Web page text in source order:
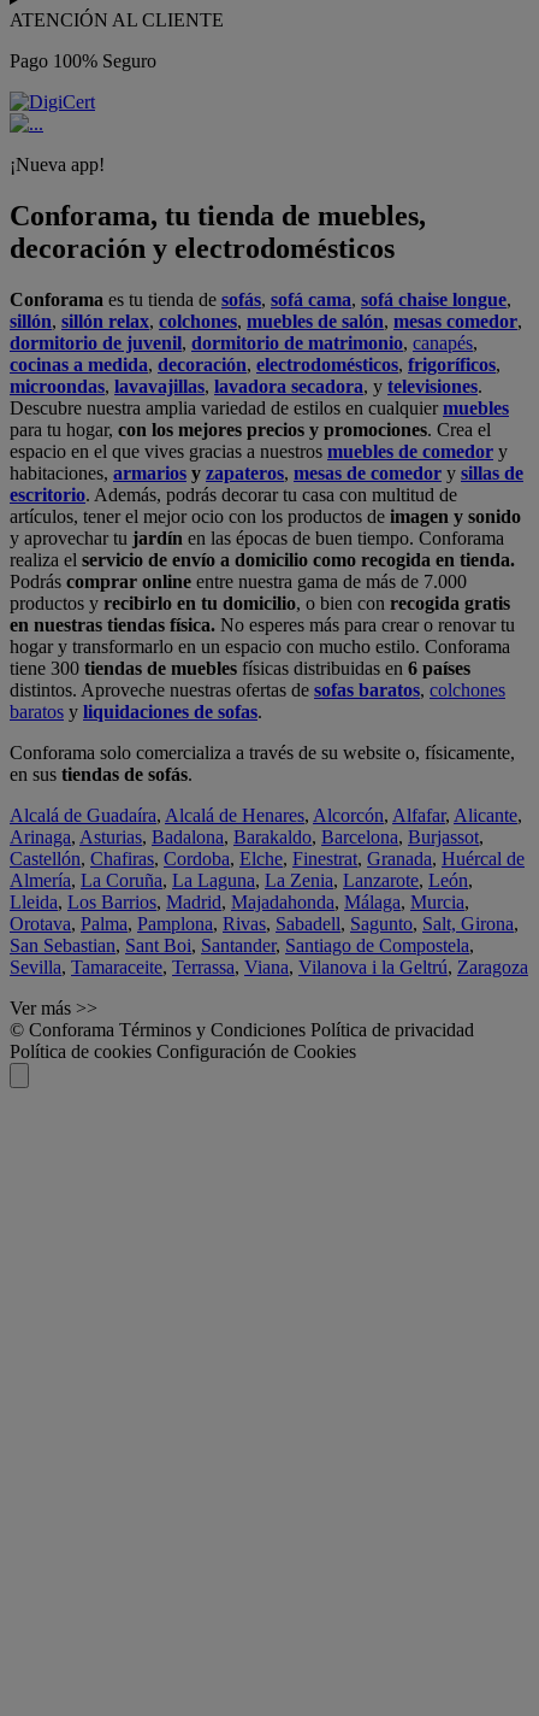
ATENCIÓN AL CLIENTE
Pago 100% Seguro
¡Nueva app!
Conforama, tu tienda de muebles,
decoración y electrodomésticos
Conforama es tu tienda de sofás, sofá cama, sofá chaise longue,
sillón, sillón relax, colchones, muebles de salón, mesas comedor,
dormitorio de juvenil, dormitorio de matrimonio, canapés,
cocinas a medida, decoración, electrodomésticos, frigoríficos,
microondas, lavavajillas, lavadora secadora, y televisiones.
Descubre nuestra amplia variedad de estilos en cualquiermuebles
para tu hogar, con los mejores precios y promociones. Crea el
espacio en el que vives gracias a nuestros muebles de comedor y
habitaciones, armarios y zapateros, mesas de comedor y sillas de
escritorio. Además, podrás decorar tu casa con multitud de
artículos, tener el mejor ocio con los productos de imagen y sonido
y aprovechar tu jardín en las épocas de buen tiempo. Conforama
realiza el servicio de envío a domicilio como recogida en tienda.
Podrás comprar online entre nuestra gama de más de 7.000
productos y recibirlo en tu domicilio, o bien con recogida gratis
en nuestras tiendas física. No esperes más para crear o renovar tu
hogar y transformarlo en un espacio con mucho estilo. Conforama
tiene 300 tiendas de muebles físicas distribuidas en 6 países
distintos. Aproveche nuestras ofertas de sofas baratos, colchones
baratos y liquidaciones de sofas.
Conforama solo comercializa a través de su website o, físicamente,
en sus tiendas de sofás.
Alcalá de Guadaíra, Alcalá de Henares, Alcorcón, Alfafar, Alicante,
Arinaga, Asturias, Badalona, Barakaldo, Barcelona, Burjassot,
Castellón, Chafiras, Cordoba, Elche, Finestrat, Granada, Huércal de
Almería, La Coruña, La Laguna, La Zenia, Lanzarote, León,
Lleida, Los Barrios, Madrid, Majadahonda, Málaga, Murcia,
Orotava, Palma, Pamplona, Rivas, Sabadell, Sagunto, Salt, Girona,
San Sebastian, Sant Boi, Santander, Santiago de Compostela,
Sevilla, Tamaraceite, Terrassa, Viana, Vilanova i la Geltrú, Zaragoza
Ver más >>
© Conforama Términos y Condiciones Política de privacidad
Política de cookies Configuración de Cookies